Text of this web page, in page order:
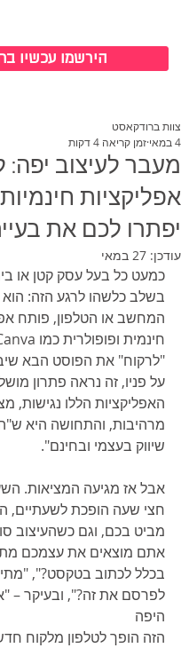
הירשמו עכשיו
מעבר לעיצוב יפה:
אפליקציות
יפתרו לכם את
צוות ברודקאסט
4 במאי
זמן קריאה 4 דקות
עודכן: 27 במאי
כמעט כל בעל עסק קטן או
בשלב כלשהו לרגע הזה: הוא
המחשב או הטלפון, פותח
"לרקוח" את הפוסט הבא
על פניו, זה נראה פתרון
האפליקציות הללו נגישות,
מרהיבות, והתחושה היא
שיווק בעצמי ובחינם".
אבל אז מגיעה המציאות.
חצי שעה הופכת לשעתיים,
מביט בכם, וגם כשהעיצוב
אתם מוצאים את עצמכם
בכלל לכתוב בטקסט?", "מתי
לפרסם את זה?", ובעיקר –
היפה
הזה הופך לטלפון מלקוח